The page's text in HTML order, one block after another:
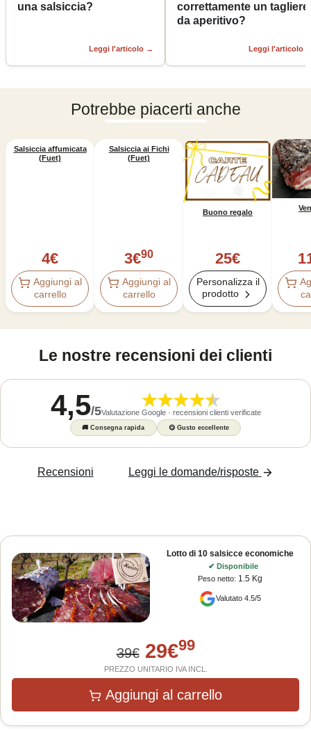
una salsiccia?
Leggi l'articolo →
correttamente un tagliere
da aperitivo?
Leggi l'articolo
Potrebbe piacerti anche
Salsiccia affumicata
(Fuet)
4€
Aggiungi al
carrello
Salsiccia ai Fichi
(Fuet)
3€90
Aggiungi al
carrello
Buono regalo
25€
Personalizza il
prodotto
Le nostre recensioni dei clienti
4,5/5Valutazione Google · recensioni clienti verificate
🚚Consegna rapida 😋 Gusto eccellente
Recensioni Leggi le domande/risposte
Lotto di 10 salsicce economiche
✔ Disponibile
Peso netto: 1.5 Kg
Valutato 4.5/5
39€ 29€99
PREZZO UNITARIO IVA INCL.
Aggiungi al carrello